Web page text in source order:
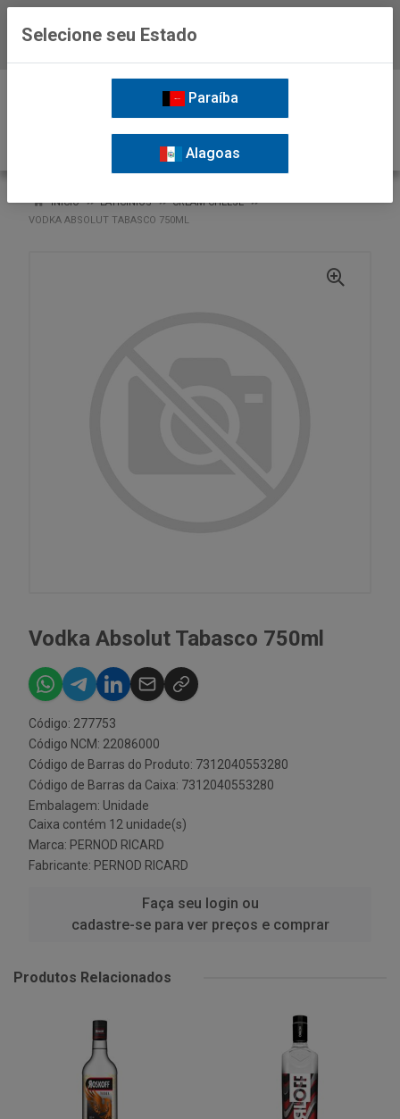
INÍCIO LATICINIOS
CREAM CHEESE
VODKA ABSOLUT TABASCO 750ML
Vodka Absolut Tabasco 750ml
Código: 277753
Código NCM: 22086000
Código de Barras do Produto: 7312040553280
Código de Barras da Caixa: 7312040553280
Embalagem: Unidade
Caixa contém 12 unidade(s)
Marca: PERNOD RICARD
Fabricante: PERNOD RICARD
Faça seu login ou
cadastre-se para ver preços e comprar
Produtos Relacionados
Selecione seu Estado
Paraíba
Alagoas